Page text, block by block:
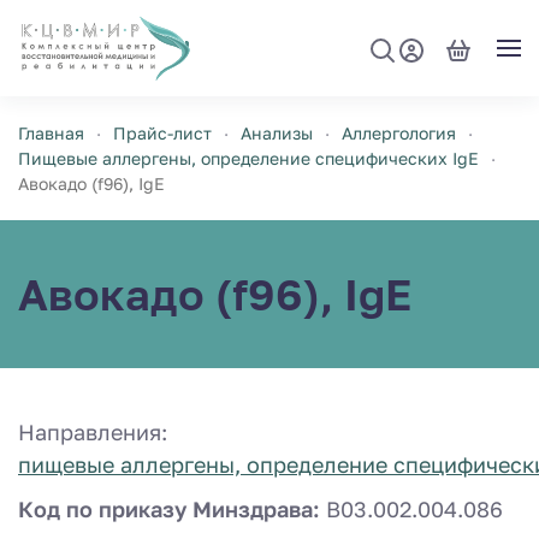
Перейти к содержимому
Главная Прайс-лист Анализы
Аллергология
Пищевые аллергены, определение специфических IgE
Авокадо (f96), IgE
Авокадо (f96), IgE
Направления:
пищевые аллергены, определение
Код по приказу Минздрава: B03.002.004.086